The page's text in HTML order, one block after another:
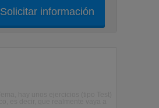
Solicitar información